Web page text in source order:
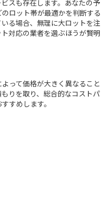
スも存在します。あなたの予
ロット帯が最適かを判断する
る場合、無理に大ロットを注
対応の業者を選ぶほうが賢明
って価格が大きく異なること
りを取り、総合的なコストパ
すめします。